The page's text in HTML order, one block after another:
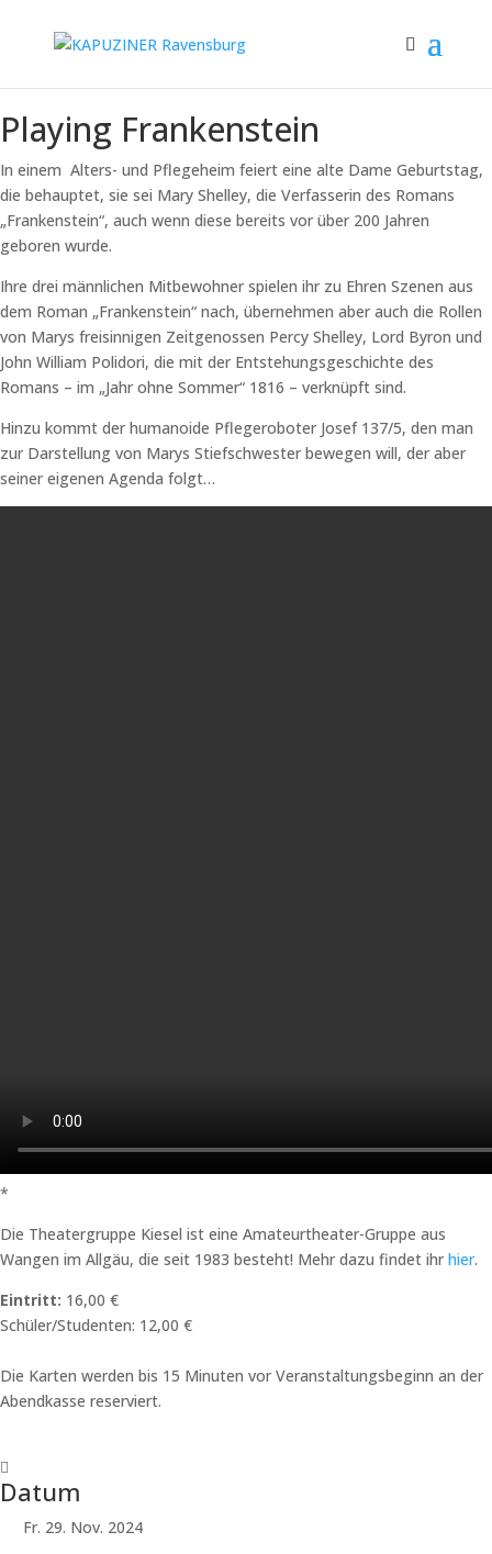
Playing Frankenstein
In einem Alters- und Pflegeheim feiert eine alte Dame Geburtstag,
die behauptet, sie sei Mary Shelley, die Verfasserin des Romans
„Frankenstein“, auch wenn diese bereits vor über 200 Jahren
geboren wurde.
Ihre drei männlichen Mitbewohner spielen ihr zu Ehren Szenen aus
dem Roman „Frankenstein“ nach, übernehmen aber auch die Rollen
von Marys freisinnigen Zeitgenossen Percy Shelley, Lord Byron und
John William Polidori, die mit der Entstehungsgeschichte des
Romans – im „Jahr ohne Sommer“ 1816 – verknüpft sind.
Hinzu kommt der humanoide Pflegeroboter Josef 137/5, den man
zur Darstellung von Marys Stiefschwester bewegen will, der aber
seiner eigenen Agenda folgt…
*
Die Theatergruppe Kiesel ist eine Amateurtheater-Gruppe aus
Wangen im Allgäu, die seit 1983 besteht! Mehr dazu findet ihr hier.
Eintritt: 16,00 €
Schüler/Studenten: 12,00 €
Die Karten werden bis 15 Minuten vor Veranstaltungsbeginn an der
Abendkasse reserviert.
Datum
Fr. 29. Nov. 2024